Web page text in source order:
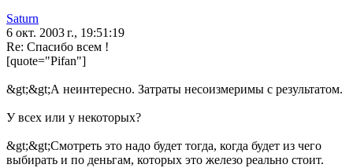
Saturn
6 окт. 2003 г., 19:51:19
Re: Спасибо всем !
[quote="Pifan"]
&gt;&gt;А неинтересно. Затраты несоизмеримы с результатом.
У всех или у некоторых?
&gt;&gt;Смотреть это надо будет тогда, когда будет из чего
выбирать и по деньгам, которых это железо реально стоит.